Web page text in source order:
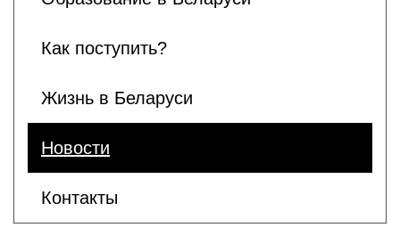
Как поступить?
Жизнь в Беларуси
Новости
Контакты